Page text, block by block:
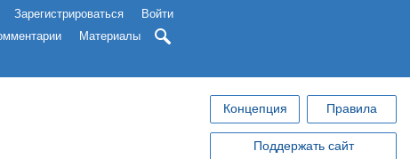
Зарегистрироваться
Войти
Материалы
Концепция Правила
Поддержать сайт